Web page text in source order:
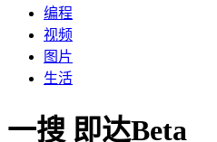
编程
视频
图片
生活
一搜 即达Beta